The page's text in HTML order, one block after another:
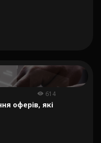
614
оферів, які